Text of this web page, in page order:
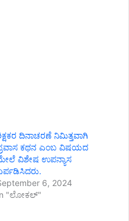
ದಿನಾಚರಣೆ ನಿಮಿತ್ತವಾಗಿ
ಕಥನ ಎಂಬ ವಿಷಯದ
ವಿಶೇಷ ಉಪನ್ಯಾಸ
6, 2024
"ಲೋಕಲ್"